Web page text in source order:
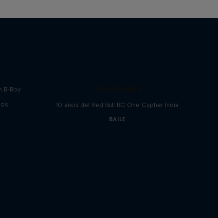
B-Boy
10 años del Red Bull BC One Cypher India
BAILE